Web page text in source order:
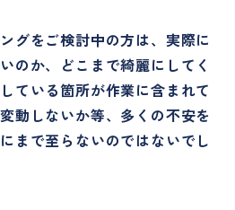
グをご検討中の方は、実際に
のか、どこまで綺麗にしてく
ている箇所が作業に含まれて
動しないか等、多くの不安を
まで至らないのではないでし